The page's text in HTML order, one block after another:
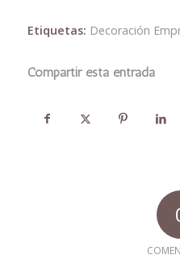
Etiquetas: Decoración
Compartir esta entrada